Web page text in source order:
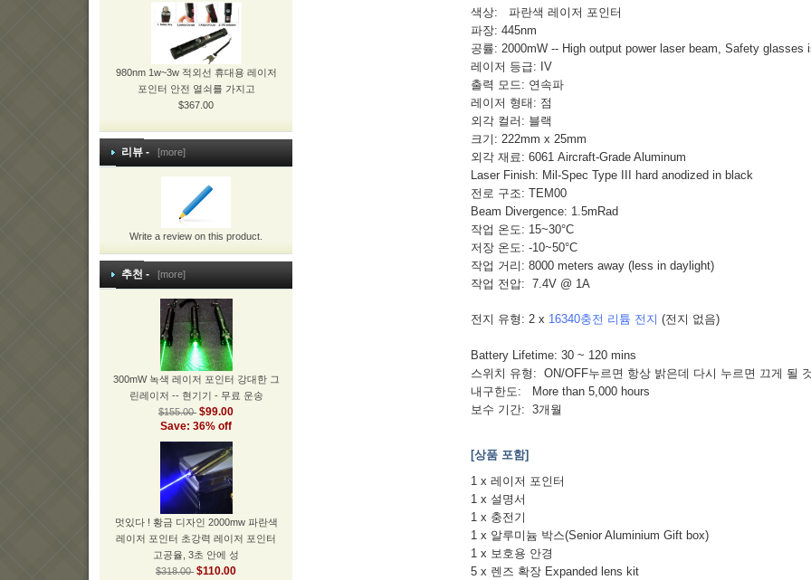
980nm 1w~3w 적외선 휴대용 레이저
포인터 안전 열쇠를 가지고
$367.00
리뷰 - [more]
Write a review on this product.
추천 - [more]
300mW 녹색 레이저 포인터 강대한 그
린레이저 -- 현기기 - 무료 운송
$155.00 $99.00
Save: 36% off
멋있다 ! 황금 디자인 2000mw 파란색
레이저 포인터 초강력 레이저 포인터
고공율, 3초 안에 성
$318.00 $110.00
색상: 파란색 레이저 포인터
파장: 445nm
공률: 2000mW -- High output power laser beam, Safety glasses
레이저 등급: IV
출력 모드: 연속파
레이저 형태: 점
외각 컬러: 블랙
크기: 222mm x 25mm
외각 재료: 6061 Aircraft-Grade Aluminum
Laser Finish: Mil-Spec Type III hard anodized in black
전로 구조: TEM00
Beam Divergence: 1.5mRad
작업 온도: 15~30°C
저장 온도: -10~50°C
작업 거리: 8000 meters away (less in daylight)
작업 전압: 7.4V @ 1A
전지 유형: 2 x 16340충전 리튬 전지 (전지 없음)
Battery Lifetime: 30 ~ 120 mins
스위치 유형: ON/OFF누르면 항상 밝은데 다시 누르면 끄게 될
내구한도: More than 5,000 hours
보수 기간: 3개월
[상품 포함]
1 x 레이저 포인터
1 x 설명서
1 x 충전기
1 x 알루미늄 박스(Senior Aluminium Gift box)
1 x 보호용 안경
5 x 렌즈 확장 Expanded lens kit